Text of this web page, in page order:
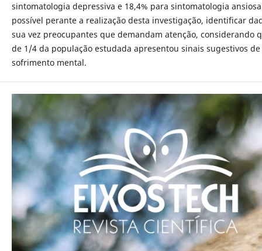
sintomatologia depressiva e 18,4% para sintomatologia
possível perante a realização desta investigação, identificar
sua vez preocupantes que demandam atenção, considerando
de 1/4 da população estudada apresentou sinais sugestivos de
sofrimento mental.